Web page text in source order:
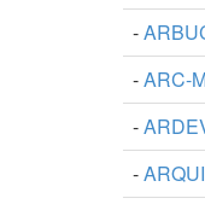
-
-ARC-
-
-